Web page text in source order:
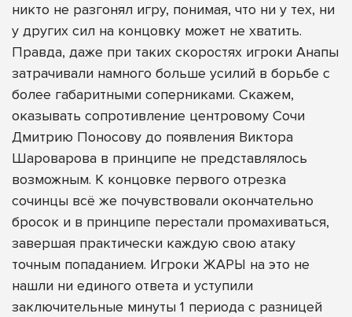
никто не разгонял игру, понимая, что ни у тех, ни
у других сил на концовку может не хватить.
Правда, даже при таких скоростях игроки Анапы
затрачивали намного больше усилий в борьбе с
более габаритными соперниками. Скажем,
оказывать сопротивление центровому Сочи
Дмитрию Поносову до появления Виктора
Шароварова в принципе не представлялось
возможным. К концовке первого отрезка
сочинцы всё же почувствовали окончательно
бросок и в принципе перестали промахиваться,
завершая практически каждую свою атаку
точным попаданием. Игроки ЖАРЫ на это не
нашли ни единого ответа и уступили
заключительные минуты 1 периода с разницей